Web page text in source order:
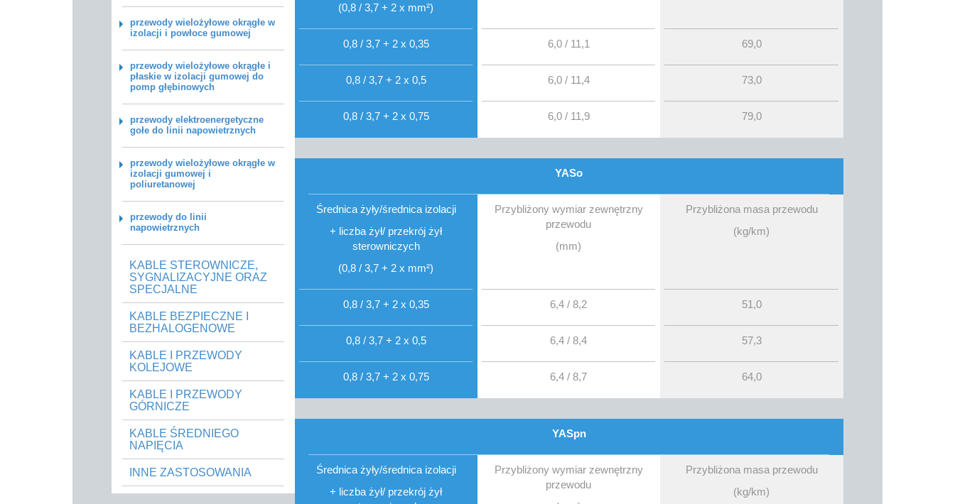
przewody wielożyłowe okrągłe w
izolacji i powłoce gumowej
przewody wielożyłowe okrągłe i
płaskie w izolacji gumowej do
pomp głębinowych
przewody elektroenergetyczne
gołe do linii napowietrznych
przewody wielożyłowe okrągłe w
izolacji gumowej i
poliuretanowej
przewody do linii
napowietrznych
KABLE STEROWNICZE,
SYGNALIZACYJNE ORAZ
SPECJALNE
KABLE BEZPIECZNE I
BEZHALOGENOWE
KABLE I PRZEWODY
KOLEJOWE
KABLE I PRZEWODY
GÓRNICZE
KABLE ŚREDNIEGO
NAPIĘCIA
INNE ZASTOSOWANIA
(0,8 / 3,7 + 2 x mm²)
0,8 / 3,7 + 2 x 0,35 6,0 / 11,1 69,0
0,8 / 3,7 + 2 x 0,5 6,0 / 11,4 73,0
0,8 / 3,7 + 2 x 0,75 6,0 / 11,9 79,0
YASo
Średnica żyły/średnica izolacji
+ liczba żył/ przekrój żył
sterowniczych
(0,8 / 3,7 + 2 x mm²)
Przybliżony wymiar zewnętrzny
przewodu
(mm)
Przybliżona masa przewodu
(kg/km)
0,8 / 3,7 + 2 x 0,35 6,4 / 8,2 51,0
0,8 / 3,7 + 2 x 0,5 6,4 / 8,4 57,3
0,8 / 3,7 + 2 x 0,75 6,4 / 8,7 64,0
YASpn
Średnica żyły/średnica izolacji
+ liczba żył/ przekrój żył
Przybliżony wymiar zewnętrzny
przewodu
Przybliżona masa przewodu
(kg/km)